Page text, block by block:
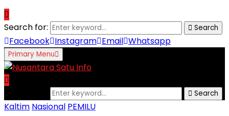
Search for: Search
Facebook Instagram Email Whatsapp
Primary Menu
Search
Kaltim Nasional PEMILU